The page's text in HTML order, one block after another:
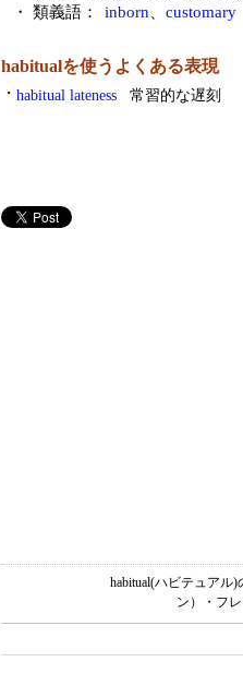
・ 類義語：
inborn customary
habitualを使うよくある表現
・ habitual lateness 常習的な遅刻
habitual(ハビテュアル
ン）・フ